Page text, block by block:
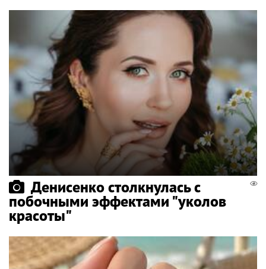
Денисенко столкнулась с
побочными эффектами "уколов
красоты"